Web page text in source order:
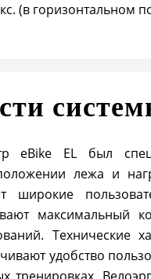
(в горизонтальном
eBike EL был
лежа и
широкие
максимальный
Технические
удобство